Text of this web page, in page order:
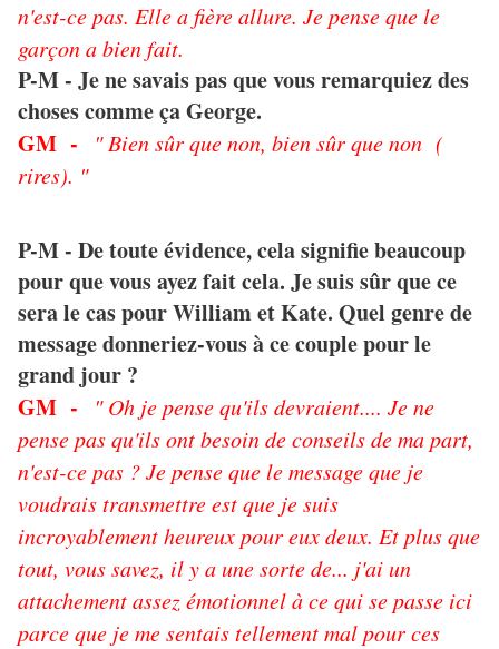
n'est-ce pas. Elle a fière allure. Je pense que le
garçon a bien fait.
P-M - Je ne savais pas que vous remarquiez des
choses comme ça George.
GM -
" Bien sûr que non, bien sûr que non (
rires). "
P-M - De toute évidence, cela signifie beaucoup
pour que vous ayez fait cela. Je suis sûr que ce
sera le cas pour William et Kate. Quel genre de
message donneriez-vous à ce couple pour le
grand jour ?
GM -
" Oh je pense qu'ils devraient.... Je ne
pense pas qu'ils ont besoin de conseils de ma part,
n'est-ce pas ? Je pense que le message que je
voudrais transmettre est que je suis
incroyablement heureux pour eux deux. Et plus que
tout, vous savez, il y a une sorte de... j'ai un
attachement assez émotionnel à ce qui se passe ici
parce que je me sentais tellement mal pour ces